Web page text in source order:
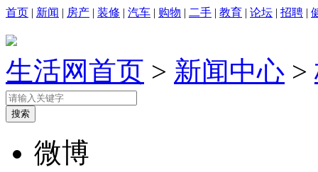
首页 | 新闻 | 房产 | 装修 | 汽车 | 购物 | 二手 | 教育 | 论坛 | 招聘 |
生活网首页 > 新闻中心 >
微博